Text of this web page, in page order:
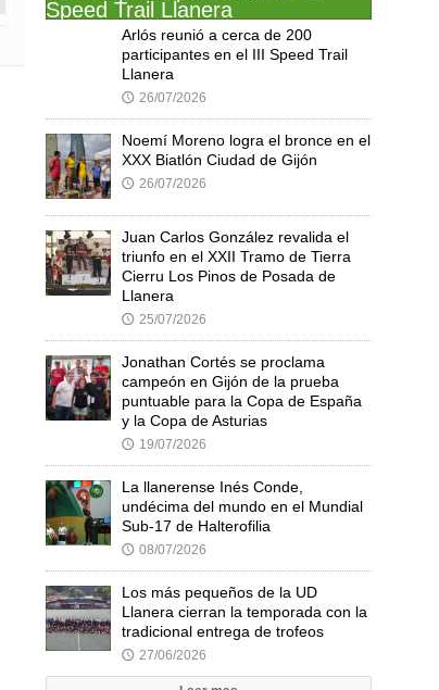
Arlós reunió a cerca de 200
participantes en el III Speed Trail
Llanera
🕔 26/07/2026
Noemí Moreno logra el bronce en el
XXX Biatlón Ciudad de Gijón
🕔 26/07/2026
Juan Carlos González revalida el
triunfo en el XXII Tramo de Tierra
Cierru Los Pinos de Posada de
Llanera
🕔 25/07/2026
Jonathan Cortés se proclama
campeón en Gijón de la prueba
puntuable para la Copa de España
y la Copa de Asturias
🕔 19/07/2026
La llanerense Inés Conde,
undécima del mundo en el Mundial
Sub-17 de Halterofilia
🕔 08/07/2026
Los más pequeños de la UD
Llanera cierran la temporada con la
tradicional entrega de trofeos
🕔 27/06/2026